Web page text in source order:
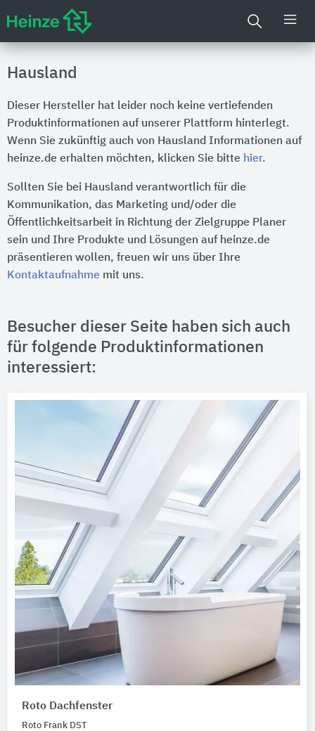
Hausland
Dieser Hersteller hat leider noch keine vertiefenden
Produktinformationen auf unserer Plattform hinterlegt.
Wenn Sie zukünftig auch von Hausland Informationen auf
heinze.de erhalten möchten, klicken Sie bitte hier.
Sollten Sie bei Hausland verantwortlich für die
Kommunikation, das Marketing und/oder die
Öffentlichkeitsarbeit in Richtung der Zielgruppe Planer
sein und Ihre Produkte und Lösungen auf heinze.de
präsentieren wollen, freuen wir uns über Ihre
Kontaktaufnahme mit uns.
Besucher dieser Seite haben sich auch
für folgende Produktinformationen
interessiert:
Roto Dachfenster
Roto Frank DST